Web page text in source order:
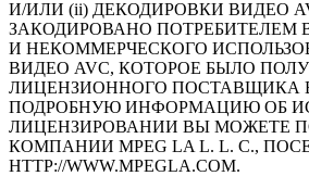
И/ИЛИ (ii) ДЕКОДИРОВКИ ВИДЕО
ЗАКОДИРОВАНО ПОТРЕБИТЕЛЕМ
И НЕКОММЕРЧЕСКОГО
ВИДЕО AVC, КОТОРОЕ БЫЛО
ЛИЦЕНЗИОННОГО ПОСТАВЩИКА
ПОДРОБНУЮ ИНФОРМАЦИЮ ОБ
ЛИЦЕНЗИРОВАНИИ ВЫ МОЖЕТЕ
КОМПАНИИ MPEG LA L. L. C.,
HTTP://WWW.MPEGLA.COM.